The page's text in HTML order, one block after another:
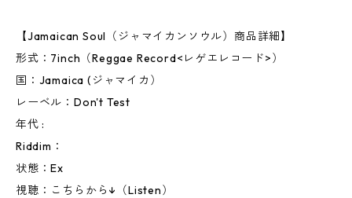
【Jamaican Soul（ジャマイカンソウル）商品詳細】
形式：7inch（Reggae Record<レゲエレコード>）
国：Jamaica (ジャマイカ）
レーベル：Don't Test
年代 :
Riddim：
状態：Ex
視聴：こちらから↓（Listen）